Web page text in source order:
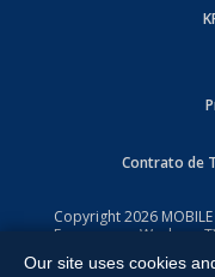
Contrato de
Copyright2026
Expressway, Weslaco,
All Rights Reserved.
Our site uses cookies